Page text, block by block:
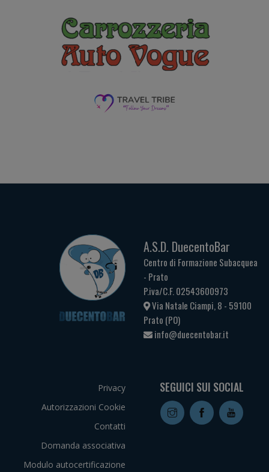
A.S.D. DuecentoBar
Centro di Formazione Subacquea
- Prato
P.iva/C.F. 02543600973
Via Natale Ciampi, 8 - 59100
Prato (PO)
info@duecentobar.it
Privacy
Autorizzazioni Cookie
Contatti
Domanda associativa
Modulo autocertificazione
SEGUICI SUI SOCIAL